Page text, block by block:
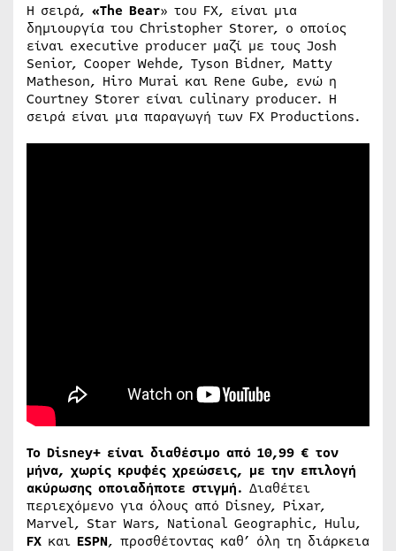
Η σειρά, «The Bear» του FX, είναι μια
δημιουργία του Christopher Storer, ο οποίος
είναι executive producer μαζί με τους Josh
Senior, Cooper Wehde, Tyson Bidner, Matty
Matheson, Hiro Murai και Rene Gube, ενώ η
Courtney Storer είναι culinary producer. Η
σειρά είναι μια παραγωγή των FX Productions.
Το Disney+ είναι διαθέσιμο από 10,99 € τον
μήνα, χωρίς κρυφές χρεώσεις, με την επιλογή
ακύρωσης οποιαδήποτε στιγμή. Διαθέτει
περιεχόμενο για όλους από Disney, Pixar,
Marvel, Star Wars, National Geographic, Hulu,
FX και ESPN, προσθέτοντας καθ’ όλη τη διάρκεια